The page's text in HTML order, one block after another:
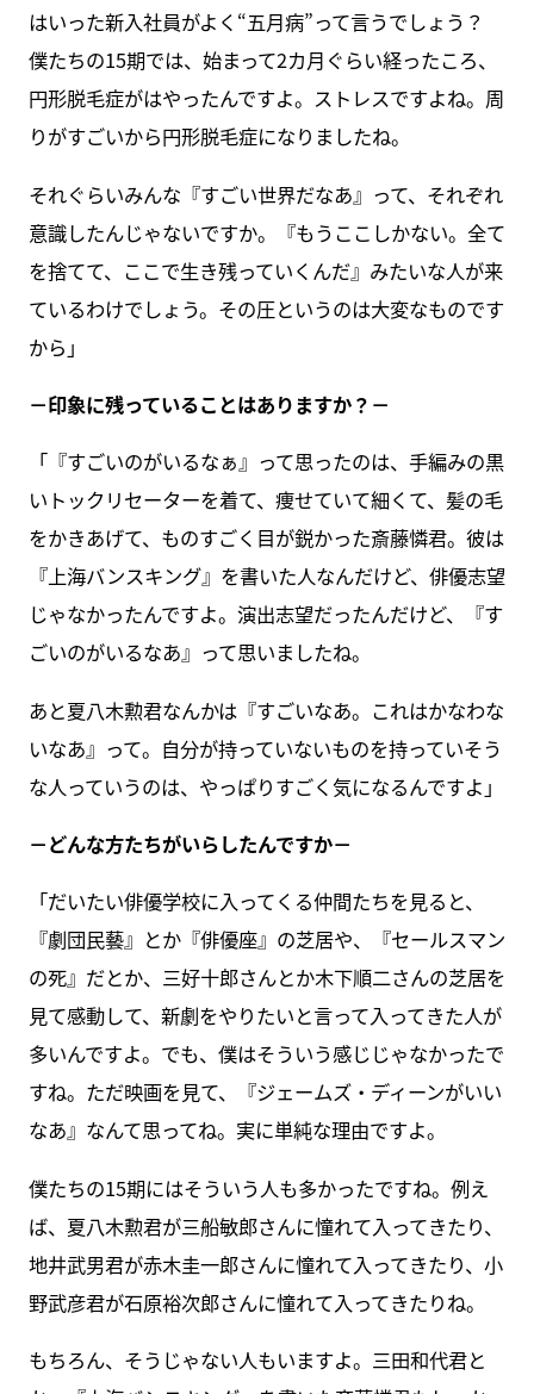
はいった新入社員がよく“五月病”って言うでしょう？
僕たちの15期では、始まって2カ月ぐらい経ったころ、
円形脱毛症がはやったんですよ。ストレスですよね。周
りがすごいから円形脱毛症になりましたね。
それぐらいみんな『すごい世界だなあ』って、それぞれ
意識したんじゃないですか。『もうここしかない。全て
を捨てて、ここで生き残っていくんだ』みたいな人が来
ているわけでしょう。その圧というのは大変なものです
から」
－印象に残っていることはありますか？－
「『すごいのがいるなぁ』って思ったのは、手編みの黒
いトックリセーターを着て、痩せていて細くて、髪の毛
をかきあげて、ものすごく目が鋭かった斎藤憐君。彼は
『上海バンスキング』を書いた人なんだけど、俳優志望
じゃなかったんですよ。演出志望だったんだけど、『す
ごいのがいるなあ』って思いましたね。
あと夏八木勲君なんかは『すごいなあ。これはかなわな
いなあ』って。自分が持っていないものを持っていそう
な人っていうのは、やっぱりすごく気になるんですよ」
－どんな方たちがいらしたんですか－
「だいたい俳優学校に入ってくる仲間たちを見ると、
『劇団民藝』とか『俳優座』の芝居や、『セールスマン
の死』だとか、三好十郎さんとか木下順二さんの芝居を
見て感動して、新劇をやりたいと言って入ってきた人が
多いんですよ。でも、僕はそういう感じじゃなかったで
すね。ただ映画を見て、『ジェームズ・ディーンがいい
なあ』なんて思ってね。実に単純な理由ですよ。
僕たちの15期にはそういう人も多かったですね。例え
ば、夏八木勲君が三船敏郎さんに憧れて入ってきたり、
地井武男君が赤木圭一郎さんに憧れて入ってきたり、小
野武彦君が石原裕次郎さんに憧れて入ってきたりね。
もちろん、そうじゃない人もいますよ。三田和代君と